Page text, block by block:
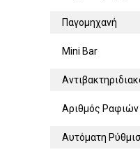
Παγομηχανή
Mini Bar
Αριθμός
Αυτόματη